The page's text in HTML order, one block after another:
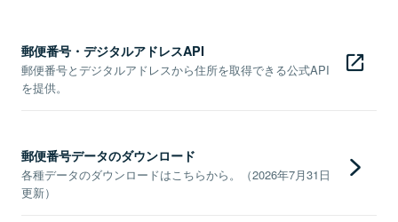
郵便番号・デジタルアドレスAPI
郵便番号とデジタルアドレスから住所を取得できる公式API
を提供。
郵便番号データのダウンロード
各種データのダウンロードはこちらから。（2026年7月31日
更新）